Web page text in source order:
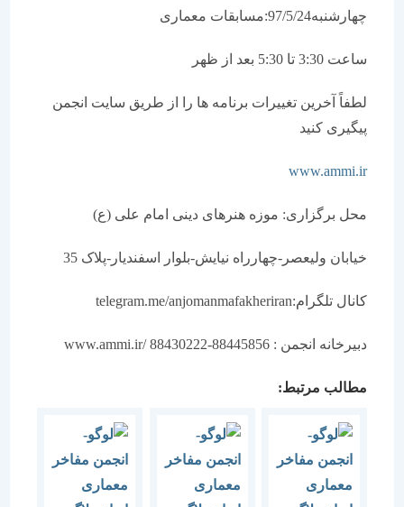
چهارشنبه97/5/24:مسابقات معماری
ساعت 3:30 تا 5:30 بعد از ظهر
لطفاً آخرین تغییرات برنامه ها را از طریق سایت انجمن
پیگیری کنید
www.ammi.ir
محل برگزاری: موزه هنرهای دینی امام علی (ع)
خیابان ولیعصر-چهارراه نیایش-بلوار اسفندیار-پلاک 35
کانال تلگرام:telegram.me/anjomanmafakheriran
دبیرخانه انجمن : 88445856-88430222 /www.ammi.ir
مطالب مرتبط: